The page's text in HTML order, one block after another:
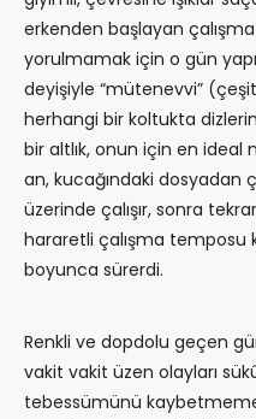
erkenden başlayan çalışma
yorulmamak için o gün
deyişiyle “mütenevvi”
herhangi bir koltukta
bir altlık, onun için en ideal
an, kucağındaki dosyadan
üzerinde çalışır, sonra
hararetli çalışma temposu
boyunca sürerdi.
Renkli ve dopdolu geçen
vakit vakit üzen olayları
tebessümünü